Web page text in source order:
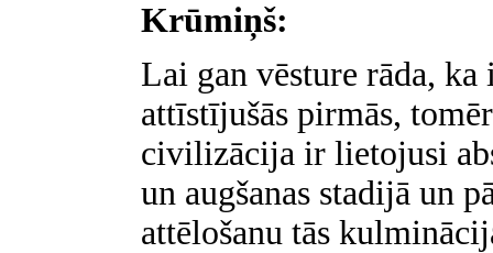
Krūmiņš:
Lai gan vēsture rāda,
attīstījušās pirmās,
civilizācija ir lietojusi
un augšanas stadijā un
attēlošanu tās